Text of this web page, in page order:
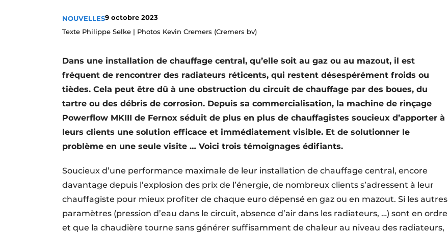
S’inscrire
Video’s
NOUVELLES9 octobre 2023
Texte Philippe Selke | Photos Kevin Cremers (Cremers bv)
Dans une installation de chauffage central, qu’elle soit au gaz ou au mazout, il est
fréquent de rencontrer des radiateurs réticents, qui restent désespérément froids ou
tièdes. Cela peut être dû à une obstruction du circuit de chauffage par des boues, du
tartre ou des débris de corrosion. Depuis sa commercialisation, la machine de rinçage
Powerflow MKIII de Fernox séduit de plus en plus de chauffagistes soucieux d’apporter à
leurs clients une solution efficace et immédiatement visible. Et de solutionner le
problème en une seule visite … Voici trois ­témoignages édifiants.
Soucieux d’une performance maximale de leur installation de chauffage central, encore
davantage depuis l’explosion des prix de l’énergie, de nombreux clients s’adressent à leur
chauffagiste pour mieux profiter de chaque euro dépensé en gaz ou en mazout. Si les autres
paramètres (pression d’eau dans le circuit, absence d’air dans les radiateurs, …) sont en ordre
et que la chaudière tourne sans générer suffisamment de chaleur au niveau des radiateurs,